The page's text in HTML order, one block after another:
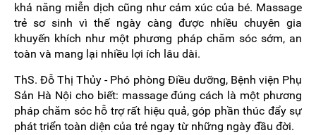
khả năng miễn dịch cũng như cảm xúc của bé. Massage
trẻ sơ sinh vì thế ngày càng được nhiều chuyên gia
khuyến khích như một phương pháp chăm sóc sớm, an
toàn và mang lại nhiều lợi ích lâu dài.
ThS. Đỗ Thị Thủy - Phó phòng Điều dưỡng, Bệnh viện Phụ
Sản Hà Nội cho biết: massage đúng cách là một phương
pháp chăm sóc hỗ trợ rất hiệu quả, góp phần thúc đẩy sự
phát triển toàn diện của trẻ ngay từ những ngày đầu đời.